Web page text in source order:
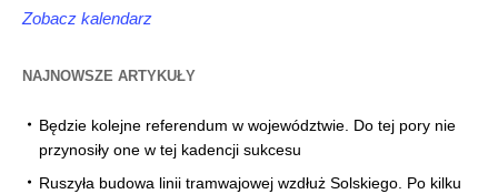
Zobacz kalendarz
NAJNOWSZE ARTYKUŁY
Będzie kolejne referendum w województwie. Do tej pory nie
przynosiły one w tej kadencji sukcesu
Ruszyła budowa linii tramwajowej wzdłuż Solskiego. Po kilku